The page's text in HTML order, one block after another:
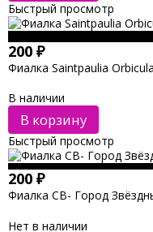
Быстрый просмотр
200 ₽
Фиалка Saintpaulia
В наличии
В корзину
Быстрый просмотр
200 ₽
Фиалка СВ- Город
Нет в наличии